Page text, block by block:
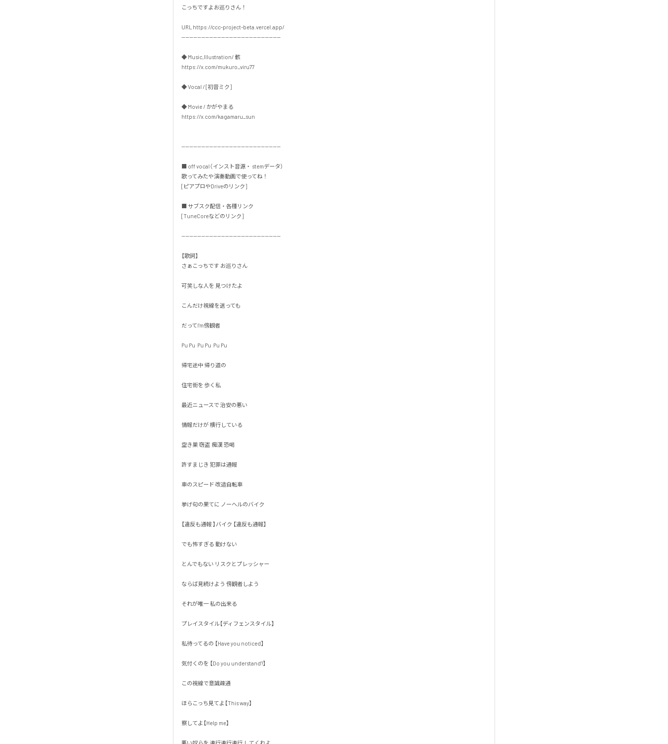
こっちですよお巡りさん！
URL https://ccc-project-beta.vercel.app/
--------------------------------------------------
◆ Music,Illustration/ 骸
https://x.com/mukuro_viru77
◆ Vocal / [初音ミク]
◆ Movie / かがやまる
https://x.com/kagamaru_sun
--------------------------------------------------
■ off vocal（インスト音源・ stemデータ）
歌ってみたや演奏動画で使ってね！
[ピアプロやDriveのリンク]
■ サブスク配信・各種リンク
[TuneCoreなどのリンク]
--------------------------------------------------
【歌詞】
さぁこっちです お巡りさん
可笑しな人を 見つけたよ
こんだけ視線を送っても
だってI'm傍観者
Pu Pu  Pu Pu  Pu Pu
帰宅途中 帰り道の
住宅街を 歩く私
最近ニュースで 治安の悪い
情報だけが 横行している
空き巣 窃盗  痴漢 恐喝
許すまじき 犯罪は通報
車のスピード 改造自転車
挙げ句の果てに ノーヘルのバイク
【違反も通報 】バイク 【違反も通報】
でも怖すぎる 動けない
とんでもない リスクとプレッシャー
ならば見続けよう 傍観者しよう
それが唯一 私の出来る
プレイスタイル【ディフェンスタイル】
私待ってるの 【Have you noticed】
気付くのを 【Do you understand?】
この視線で意識疎通
ほらこっち見てよ【This way】
察してよ【Help me】
悪い奴らを 連行連行連行 してくれよ